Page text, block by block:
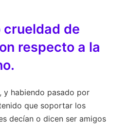
crueldad de
respecto a la
y habiendo pasado por
que soportar los
decían o dicen ser amigos